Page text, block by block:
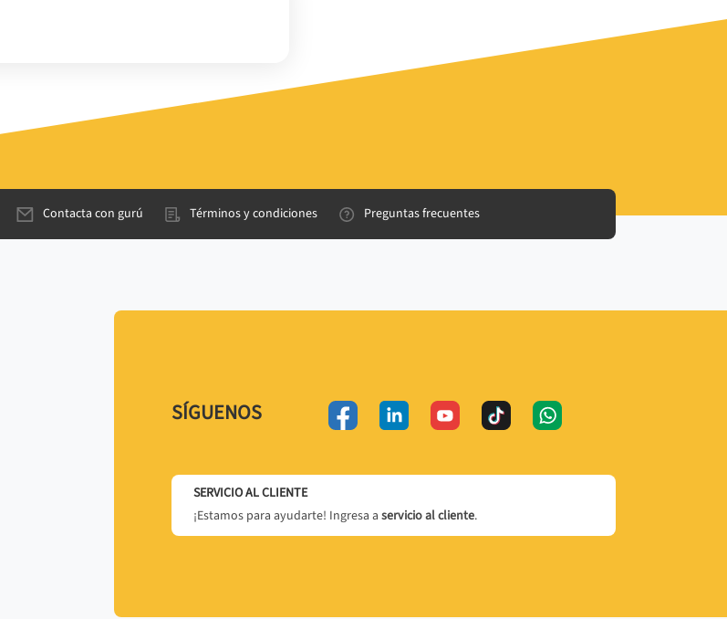
Contacta con gurú Términos y condiciones Preguntas frecuentes
SÍGUENOS
SERVICIO AL CLIENTE
¡Estamos para ayudarte! Ingresa a servicio al cliente.